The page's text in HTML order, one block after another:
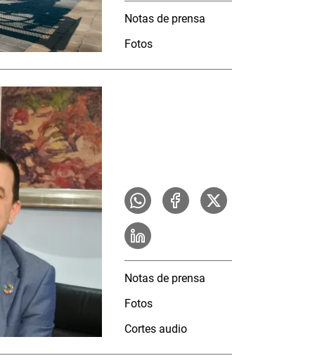
Notas de prensa
Fotos
Notas de prensa
Fotos
Cortes audio